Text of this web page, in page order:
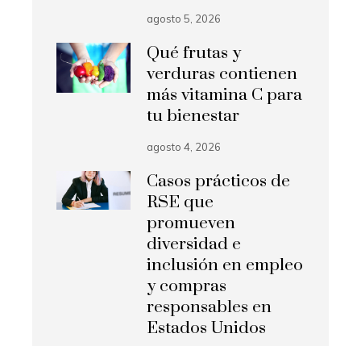
agosto 5, 2026
Qué frutas y
verduras contienen
más vitamina C para
tu bienestar
agosto 4, 2026
Casos prácticos de
RSE que
promueven
diversidad e
inclusión en empleo
y compras
responsables en
Estados Unidos